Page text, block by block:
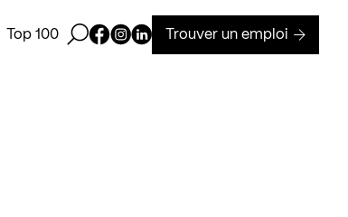
Top 100 Ouvrir la barre de recherche
Page Facebook de Kollectif
Page Instagram de Kollectif
Page Linkedin de Kollectif
Trouver un emploi